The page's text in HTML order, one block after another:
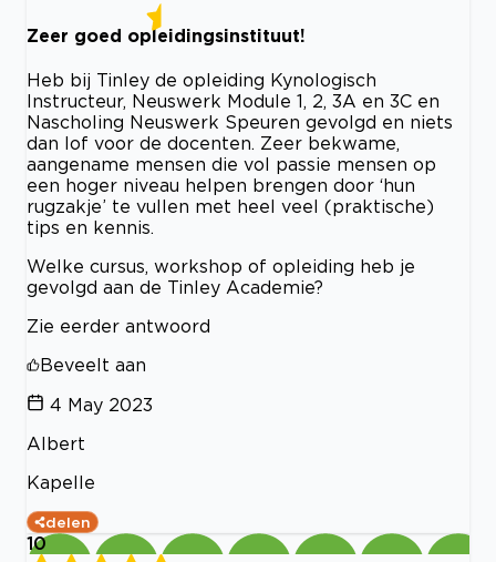
Zeer goed opleidingsinstituut!
Heb bij Tinley de opleiding Kynologisch
Instructeur, Neuswerk Module 1, 2, 3A en 3C en
Nascholing Neuswerk Speuren gevolgd en niets
dan lof voor de docenten. Zeer bekwame,
aangename mensen die vol passie mensen op
een hoger niveau helpen brengen door ‘hun
rugzakje’ te vullen met heel veel (praktische)
tips en kennis.
Welke cursus, workshop of opleiding heb je
gevolgd aan de Tinley Academie?
Zie eerder antwoord
Beveelt aan
4 May 2023
Albert
Kapelle
delen
10